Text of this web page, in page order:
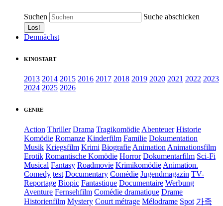
Suchen Suche abschicken
Demnächst
KINOSTART
2013 2014 2015 2016 2017 2018 2019 2020 2021 2022 2023
2024 2025 2026
GENRE
Action Thriller Drama Tragikomödie Abenteuer Historie
Komödie Romanze Kinderfilm Familie Dokumentation
Musik Kriegsfilm Krimi Biografie Animation Animationsfilm
Erotik Romantische Komödie Horror Dokumentarfilm Sci-Fi
Musical Fantasy Roadmovie Krimikomödie Animation.
Comedy test Documentary Comédie Jugendmagazin TV-
Reportage Biopic Fantastique Documentaire Werbung
Aventure Fernsehfilm Comédie dramatique Drame
Historienfilm Mystery Court métrage Mélodrame Spot 가족